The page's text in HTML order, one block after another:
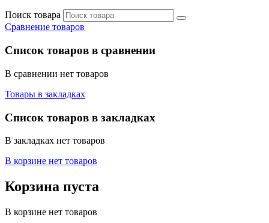
Поиск товара
Сравнение товаров
Список товаров в сравнении
В сравнении нет товаров
Товары в закладках
Список товаров в закладках
В закладках нет товаров
В корзине нет товаров
Корзина пуста
В корзине нет товаров